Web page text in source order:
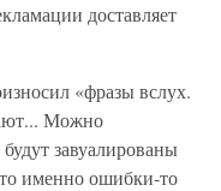
доставляет
«фразы вслух.
Можно
завуалированы
именно ошибки-то